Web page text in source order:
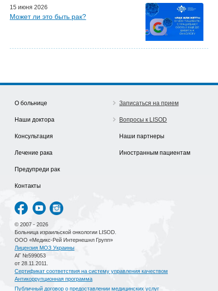
15 июня 2026
Может ли это быть рак?
О больнице
Наши доктора
Консультация
Лечение рака
Предупреди рак
Контакты
Записаться на прием
Вопросы к LISOD
Наши партнеры
Иностранным пациентам
© 2007 - 2026
Больница израильской онкологии LISOD.
ООО «Медикс-Рей Интернешнл Групп»
Лицензия МОЗ Украины
АГ №599053
от 28.11.2011.
Сертификат соответствия на систему управления качеством
Антикоррупционная программа
Публичный договор о предоставлении медицинских услуг